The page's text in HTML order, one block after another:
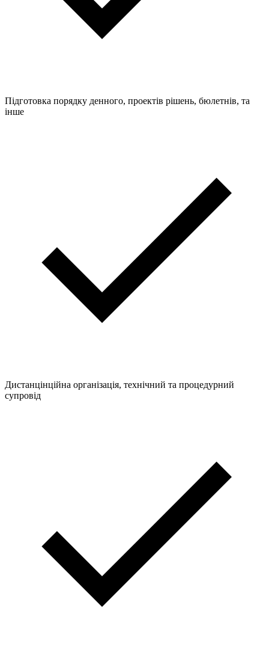
Підготовка порядку денного, проектів рішень, бюлетнів, та
інше
Дистанцінційна організація, технічний та процедурний
супровід